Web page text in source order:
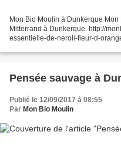
Mon Bio Moulin à Dunkerque
Mitterrand à Dunkerque. http://
essentielle-de-neroli-fleur-d-
Pensée sauvage à
Publié le 12/09/2017 à 08:55
Par Mon Bio Moulin